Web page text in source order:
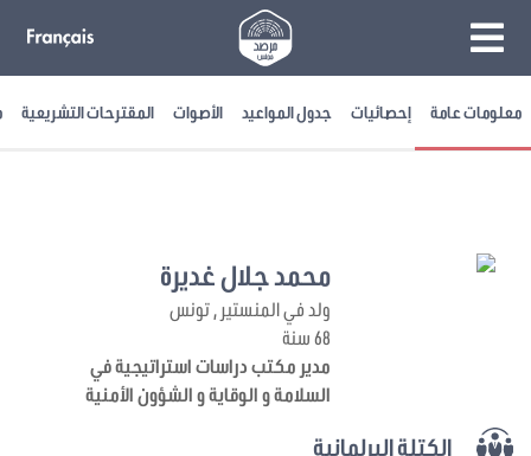
معلومات عامة إحصائيات جدول المواعيد الأصوات المقترحات التشريعية
محمد جلال غديرة
ولد في المنستير , تونس
68 سنة
مدير مكتب دراسات استراتيجية في
السلامة و الوقاية و الشؤون الأمنية
الكتلة البرلمانية